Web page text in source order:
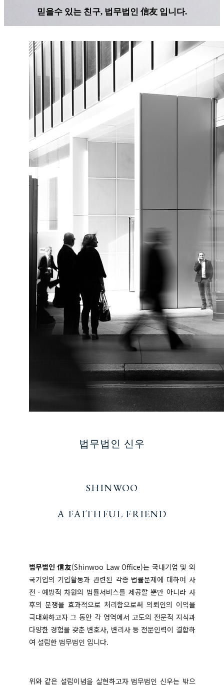
믿을수 있는 친구, 법무법인 信友 입니다.
법무법인 신우
SHINWOO
A FAITHFUL FRIEND
법무법인 信友(Shinwoo Law Office)는 국내기업 및 외
국기업의 기업활동과 관련된 각종 법률문제에 대하여 사
전ㆍ예방적 차원의 법률서비스를 제공할 뿐만 아니라 사
후의 분쟁을 효과적으로 처리함으로써 의뢰인의 이익을
극대화하고자 그 동안 각 영역에서 고도의 전문적 지식과
다양한 경험을 갖춘 변호사, 변리사 등 전문인력이 결합하
여 설립한 법무법인 입니다.
위와 같은 설립이념을 실현하고자 법무법인 신우는 밖으